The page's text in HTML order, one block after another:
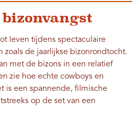
leven tijdens spectaculaire
zoals de jaarlijkse bizonrondtocht.
​​met de bizons in een relatief
zie hoe echte cowboys en
is een spannende, filmische
op de set van een